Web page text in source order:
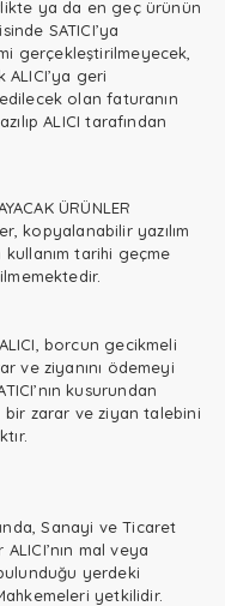
ya da en geç ürünün
SATICI’ya
gerçekleştirilmeyecek,
ALICI’ya geri
olan faturanın
ALICI tarafından
ÜRÜNLER
kopyalanabilir yazılım
tarihi geçme
borcun gecikmeli
ve ziyanını ödemeyi
kusurundan
bir zarar ve ziyan talebini
Sanayi ve Ticaret
mal veya
yerdeki
yetkilidir.